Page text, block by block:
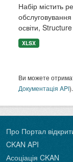
Набір містить
освіти,
XLSX
Ви можете
Документація API).
Про Портал
CKAN API
Асоціація CKAN